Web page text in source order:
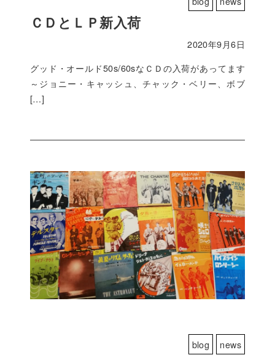
ＣＤとＬＰ新入荷
2020年9月6日
グッド・オールド50s/60sなＣＤの入荷があってます
～ジョニー・キャッシュ、チャック・ベリー、ボブ
[…]
blog news